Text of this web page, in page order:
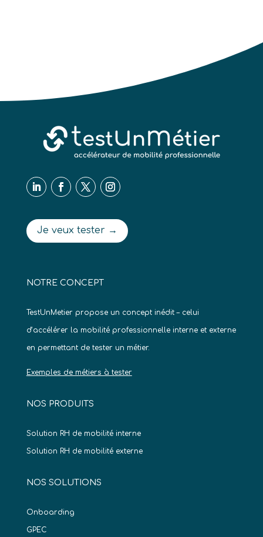
Je veux tester →
NOTRE CONCEPT
TestUnMetier propose un concept inédit – celui
d’accélérer la mobilité professionnelle interne et externe
en permettant de tester un métier.
Exemples de métiers à tester
NOS PRODUITS
Solution RH de mobilité interne
Solution RH de mobilité externe
NOS SOLUTIONS
Onboarding
GPEC